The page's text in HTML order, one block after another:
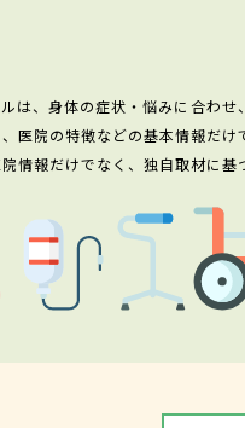
は、身体の症状・悩みに合わ
医院の特徴などの基本情報だ
情報だけでなく、独自取材に基